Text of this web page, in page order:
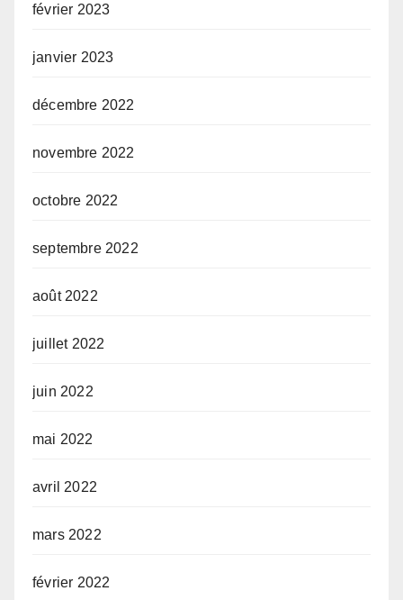
février 2023
janvier 2023
décembre 2022
novembre 2022
octobre 2022
septembre 2022
août 2022
juillet 2022
juin 2022
mai 2022
avril 2022
mars 2022
février 2022